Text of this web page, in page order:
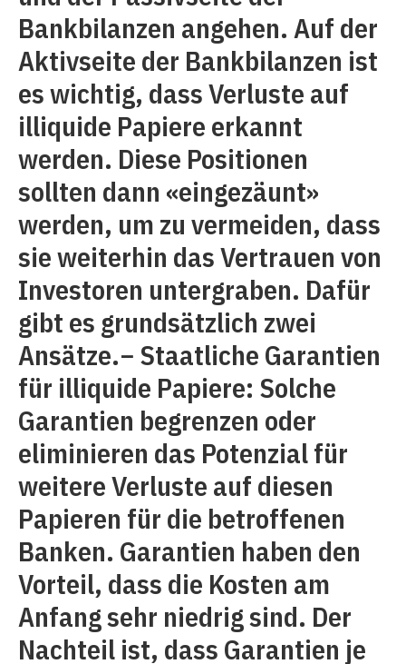
Bankbilanzen angehen. Auf der
Aktivseite der Bankbilanzen ist
es wichtig, dass Verluste auf
illiquide Papiere erkannt
werden. Diese Positionen
sollten dann «eingezäunt»
werden, um zu vermeiden, dass
sie weiterhin das Vertrauen von
Investoren untergraben. Dafür
gibt es grundsätzlich zwei
Ansätze.− Staatliche Garantien
für illiquide Papiere: Solche
Garantien begrenzen oder
eliminieren das Potenzial für
weitere Verluste auf diesen
Papieren für die betroffenen
Banken. Garantien haben den
Vorteil, dass die Kosten am
Anfang sehr niedrig sind. Der
Nachteil ist, dass Garantien je